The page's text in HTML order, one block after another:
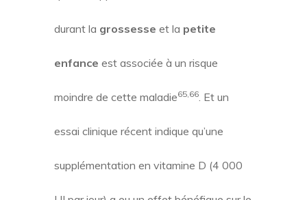
durant la grossesse et la petite
enfance est associée à un risque
moindre de cette maladie65,66. Et un
essai clinique récent indique qu’une
supplémentation en vitamine D (4 000